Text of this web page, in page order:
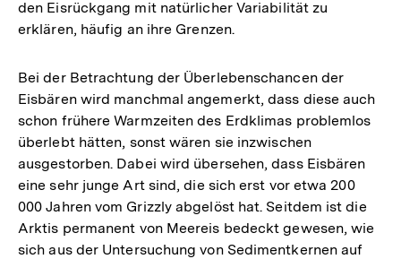
den Eisrückgang mit natürlicher Variabilität zu
erklären, häufig an ihre Grenzen.
Bei der Betrachtung der Überlebenschancen der
Eisbären wird manchmal angemerkt, dass diese auch
schon frühere Warmzeiten des Erdklimas problemlos
überlebt hätten, sonst wären sie inzwischen
ausgestorben. Dabei wird übersehen, dass Eisbären
eine sehr junge Art sind, die sich erst vor etwa 200
000 Jahren vom Grizzly abgelöst hat. Seitdem ist die
Arktis permanent von Meereis bedeckt gewesen, wie
sich aus der Untersuchung von Sedimentkernen auf